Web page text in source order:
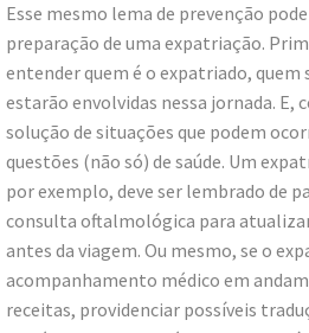
Esse mesmo lema de prevenção
preparação de uma expatriação.
entender quem é o expatriado, quem
estarão envolvidas nessa jornada. E,
solução de situações que podem
questões (não só) de saúde. Um
por exemplo, deve ser lembrado de
consulta oftalmológica para
antes da viagem. Ou mesmo, se o
acompanhamento médico em
receitas, providenciar possíveis